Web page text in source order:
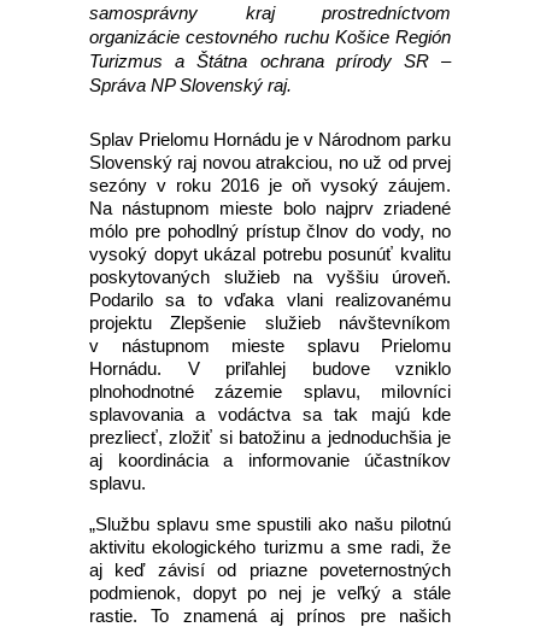
samosprávny kraj prostredníctvom
organizácie cestovného ruchu Košice Región
Turizmus a Štátna ochrana prírody SR –
Správa NP Slovenský raj.
Splav Prielomu Hornádu je v Národnom parku
Slovenský raj novou atrakciou, no už od prvej
sezóny v roku 2016 je oň vysoký záujem.
Na nástupnom mieste bolo najprv zriadené
mólo pre pohodlný prístup člnov do vody, no
vysoký dopyt ukázal potrebu posunúť kvalitu
poskytovaných služieb na vyššiu úroveň.
Podarilo sa to vďaka vlani realizovanému
projektu Zlepšenie služieb návštevníkom
v nástupnom mieste splavu Prielomu
Hornádu. V priľahlej budove vzniklo
plnohodnotné zázemie splavu, milovníci
splavovania a vodáctva sa tak majú kde
prezliecť, zložiť si batožinu a jednoduchšia je
aj koordinácia a informovanie účastníkov
splavu.
„Službu splavu sme spustili ako našu pilotnú
aktivitu ekologického turizmu a sme radi, že
aj keď závisí od priazne poveternostných
podmienok, dopyt po nej je veľký a stále
rastie. To znamená aj prínos pre našich